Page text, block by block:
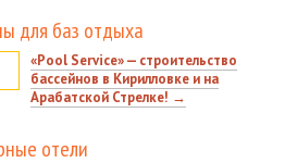
для баз отдыха
«Pool Service» — строительство
бассейнов в Кирилловке и на
Арабатской Стрелке! →
отели